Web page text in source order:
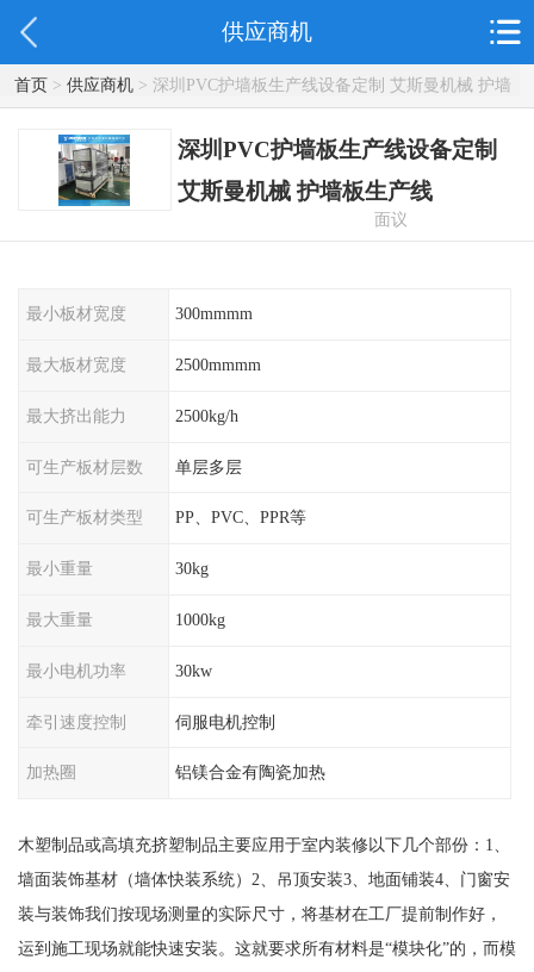
供应商机
首页> 供应商机> 深圳PVC护墙板生产线设备定制 艾斯曼机械 护墙
板生产线
深圳PVC护墙板生产线设备定制
艾斯曼机械 护墙板生产线
面议
最小板材宽度 300mmmm
最大板材宽度 2500mmmm
最大挤出能力 2500kg/h
可生产板材层数 单层多层
可生产板材类型 PP、PVC、PPR等
最小重量 30kg
最大重量 1000kg
最小电机功率 30kw
牵引速度控制 伺服电机控制
加热圈 铝镁合金有陶瓷加热
木塑制品或高填充挤塑制品主要应用于室内装修以下几个部份：1、
墙面装饰基材（墙体快装系统）2、吊顶安装3、地面铺装4、门窗安
装与装饰我们按现场测量的实际尺寸，将基材在工厂提前制作好，
运到施工现场就能快速安装。这就要求所有材料是“模块化”的，而模